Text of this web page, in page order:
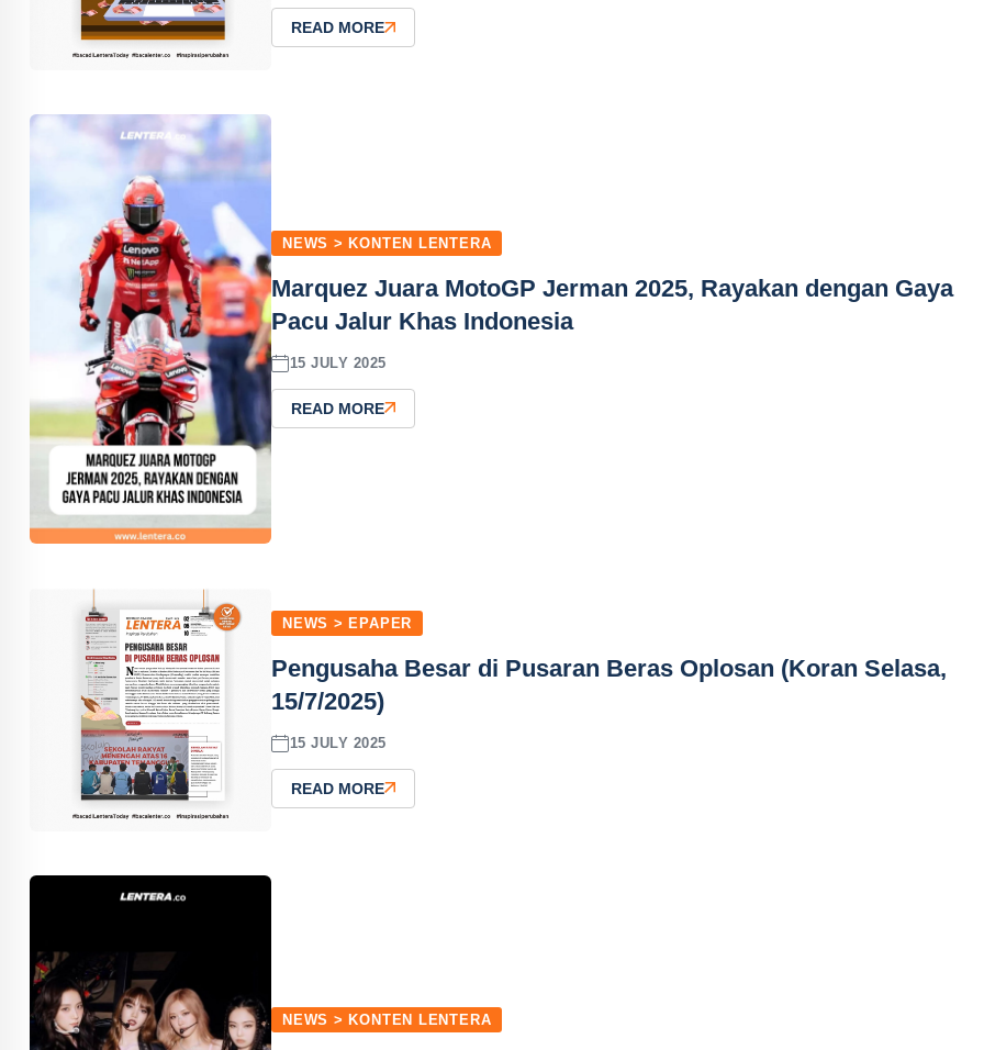
READ MORE
NEWS > KONTEN LENTERA
Marquez Juara MotoGP Jerman 2025, Rayakan dengan Gaya
Pacu Jalur Khas Indonesia
15 JULY 2025
READ MORE
NEWS > EPAPER
Pengusaha Besar di Pusaran Beras Oplosan (Koran Selasa,
15/7/2025)
15 JULY 2025
READ MORE
NEWS > KONTEN LENTERA